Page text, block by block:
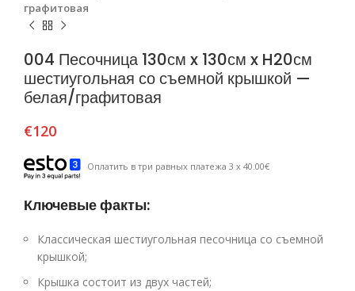
графитовая
004 Песочница 130см x 130см x H20см
шестиугольная со съемной крышкой —
белая/графитовая
€120
Оплатить в три равных платежа 3 x 40.00€
Ключевые факты:
Классическая шестиугольная песочница со съемной
крышкой;
Крышка состоит из двух частей;